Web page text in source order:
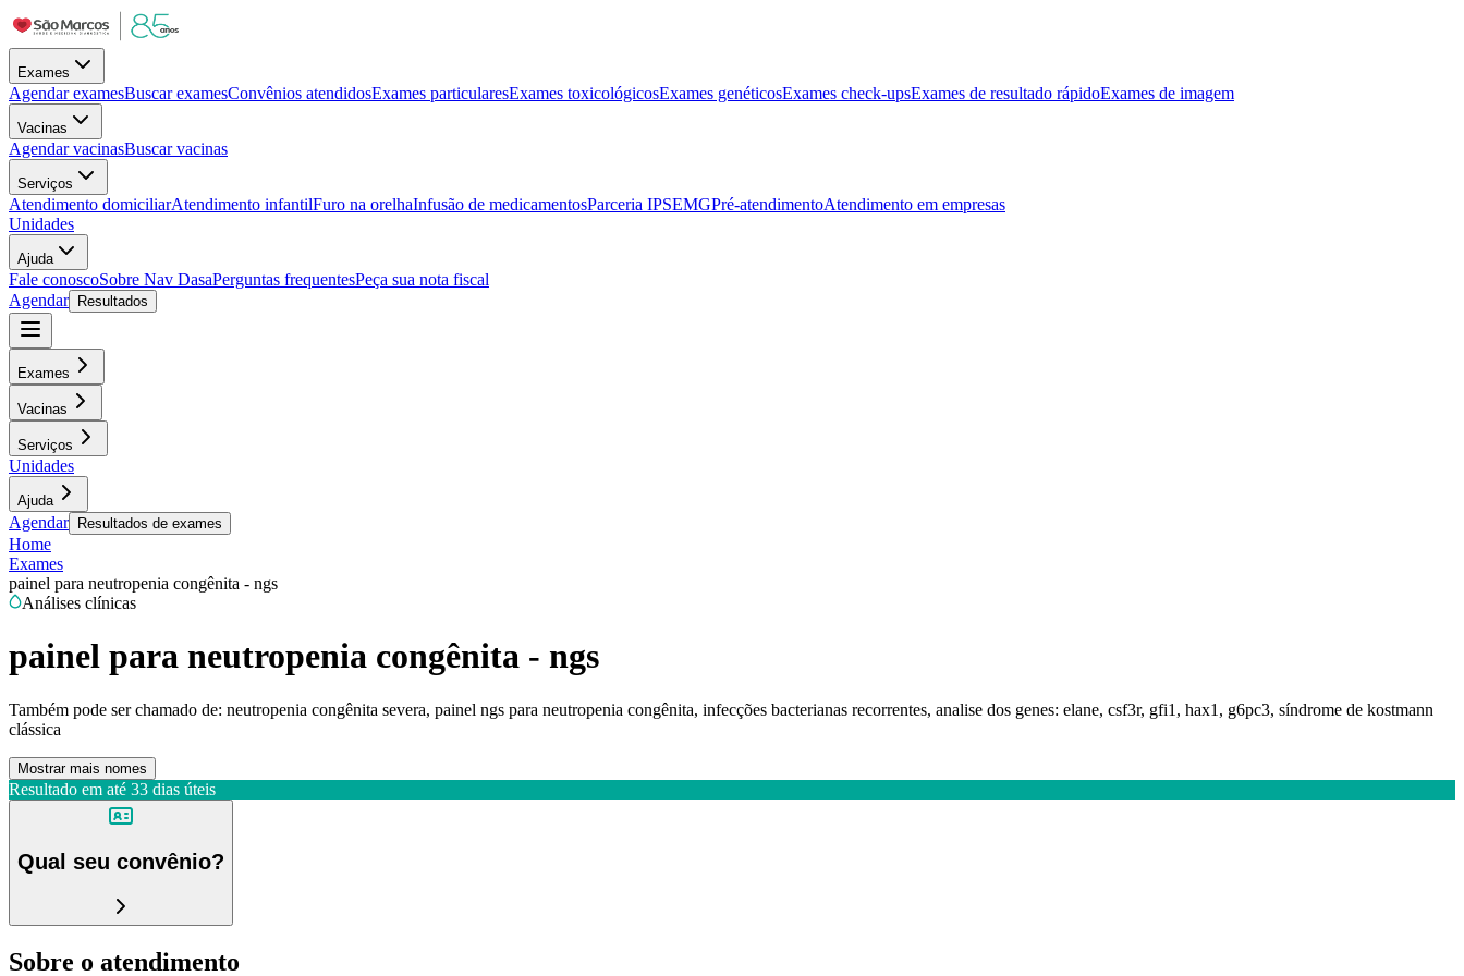
Exames
Agendar examesBuscar examesConvênios atendidosExames particularesExames toxicológicosExames genéticosExames check-upsExames de resultado rápidoExames de imagem
Vacinas
Agendar vacinasBuscar vacinas
Serviços
Atendimento domiciliarAtendimento infantilFuro na orelhaInfusão de medicamentosParceria IPSEMGPré-atendimentoAtendimento em empresas
Unidades
Ajuda
Fale conoscoSobre Nav DasaPerguntas frequentesPeça sua nota fiscal
Agendar
Resultados
Exames
Vacinas
Serviços
Unidades
Ajuda
Agendar Resultados de exames
Home
Exames
painel para neutropenia congênita - ngs
Análises clínicas
painel para neutropenia congênita - ngs
Também pode ser chamado de: neutropenia congênita severa, painel ngs para neutropenia congênita, infecções bacterianas recorrentes, analise dos genes: elane, csf3r, gfi1, hax1, g6pc3, síndrome de kostmann
clássica
Mostrar mais nomes
Resultado em até 33 dias úteis
Qual seu convênio?
Sobre o atendimento